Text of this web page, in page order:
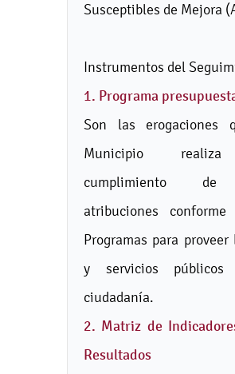
Susceptibles de Mejora
Instrumentos del
1. Programa
Son las erogaciones
Municipio
cumplimiento
atribuciones
Programas para proveer
y servicios
ciudadanía.
2. Matriz de
Resultados